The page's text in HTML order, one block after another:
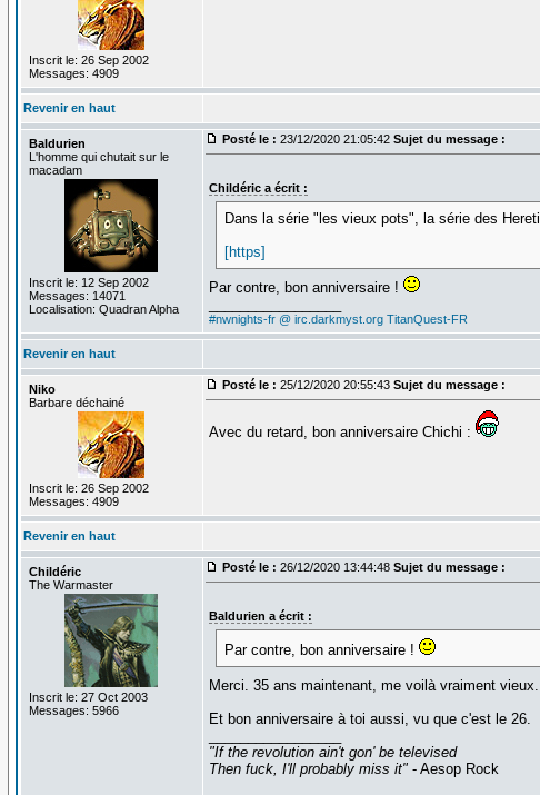
Inscrit le: 26 Sep 2002
Messages: 4909
Revenir en haut
Baldurien
L'homme qui chutait sur le
macadam
Inscrit le: 12 Sep 2002
Messages: 14071
Localisation: Quadran Alpha
Posté le : 23/12/2020 21:05:42 Sujet du message :
Childéric a écrit :
Dans la série "les vieux pots", la série des
[https]
Par contre, bon anniversaire !
#nwnights-fr @ irc.darkmyst.org TitanQuest-FR
Revenir en haut
Niko
Barbare déchainé
Inscrit le: 26 Sep 2002
Messages: 4909
Posté le : 25/12/2020 20:55:43 Sujet du message :
Avec du retard, bon anniversaire Chichi :
Revenir en haut
Childéric
The Warmaster
Inscrit le: 27 Oct 2003
Messages: 5966
Posté le : 26/12/2020 13:44:48 Sujet du message :
Baldurien a écrit :
Par contre, bon anniversaire !
Merci. 35 ans maintenant, me voilà vraiment vieux.
Et bon anniversaire à toi aussi, vu que c'est le 26.
"If the revolution ain't gon' be televised
Then fuck, I'll probably miss it"- Aesop Rock